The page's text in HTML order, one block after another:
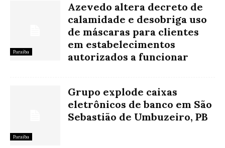
Paraíba
Azevedo altera decreto de
calamidade e desobriga uso
de máscaras para clientes
em estabelecimentos
autorizados a funcionar
Paraíba
Grupo explode caixas
eletrônicos de banco em São
Sebastião de Umbuzeiro, PB